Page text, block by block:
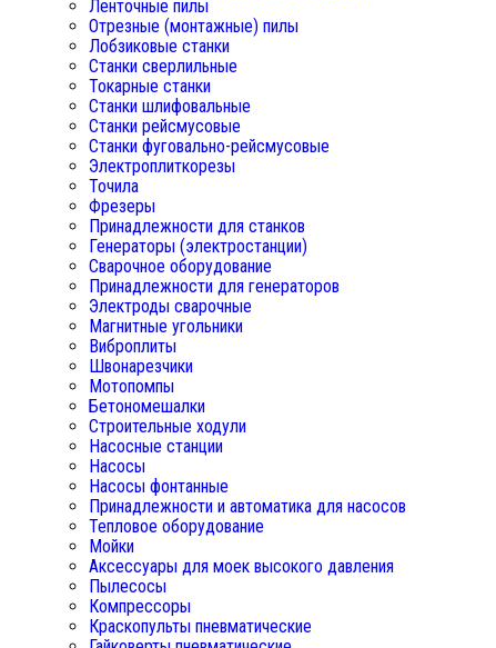
Ленточные пилы
Отрезные (монтажные) пилы
Лобзиковые станки
Станки сверлильные
Токарные станки
Станки шлифовальные
Станки рейсмусовые
Станки фуговально-рейсмусовые
Электроплиткорезы
Точила
Фрезеры
Принадлежности для станков
Генераторы (электростанции)
Сварочное оборудование
Принадлежности для генераторов
Электроды сварочные
Магнитные угольники
Виброплиты
Швонарезчики
Мотопомпы
Бетономешалки
Строительные ходули
Насосные станции
Насосы
Насосы фонтанные
Принадлежности и автоматика для насосов
Тепловое оборудование
Мойки
Аксессуары для моек высокого давления
Пылесосы
Компрессоры
Краскопульты пневматические